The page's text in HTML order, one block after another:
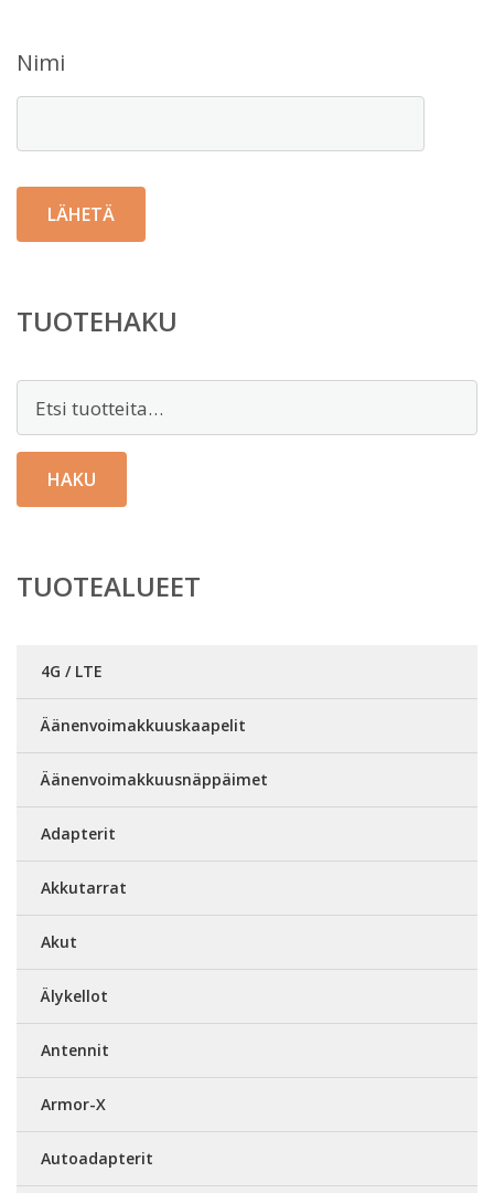
Nimi
TUOTEHAKU
HAKU
TUOTEALUEET
4G / LTE
Äänenvoimakkuuskaapelit
Äänenvoimakkuusnäppäimet
Adapterit
Akkutarrat
Akut
Älykellot
Antennit
Armor-X
Autoadapterit